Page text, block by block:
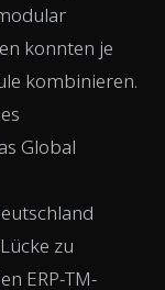
konnten je
kombinieren.
Global
zu
ERP-TM-